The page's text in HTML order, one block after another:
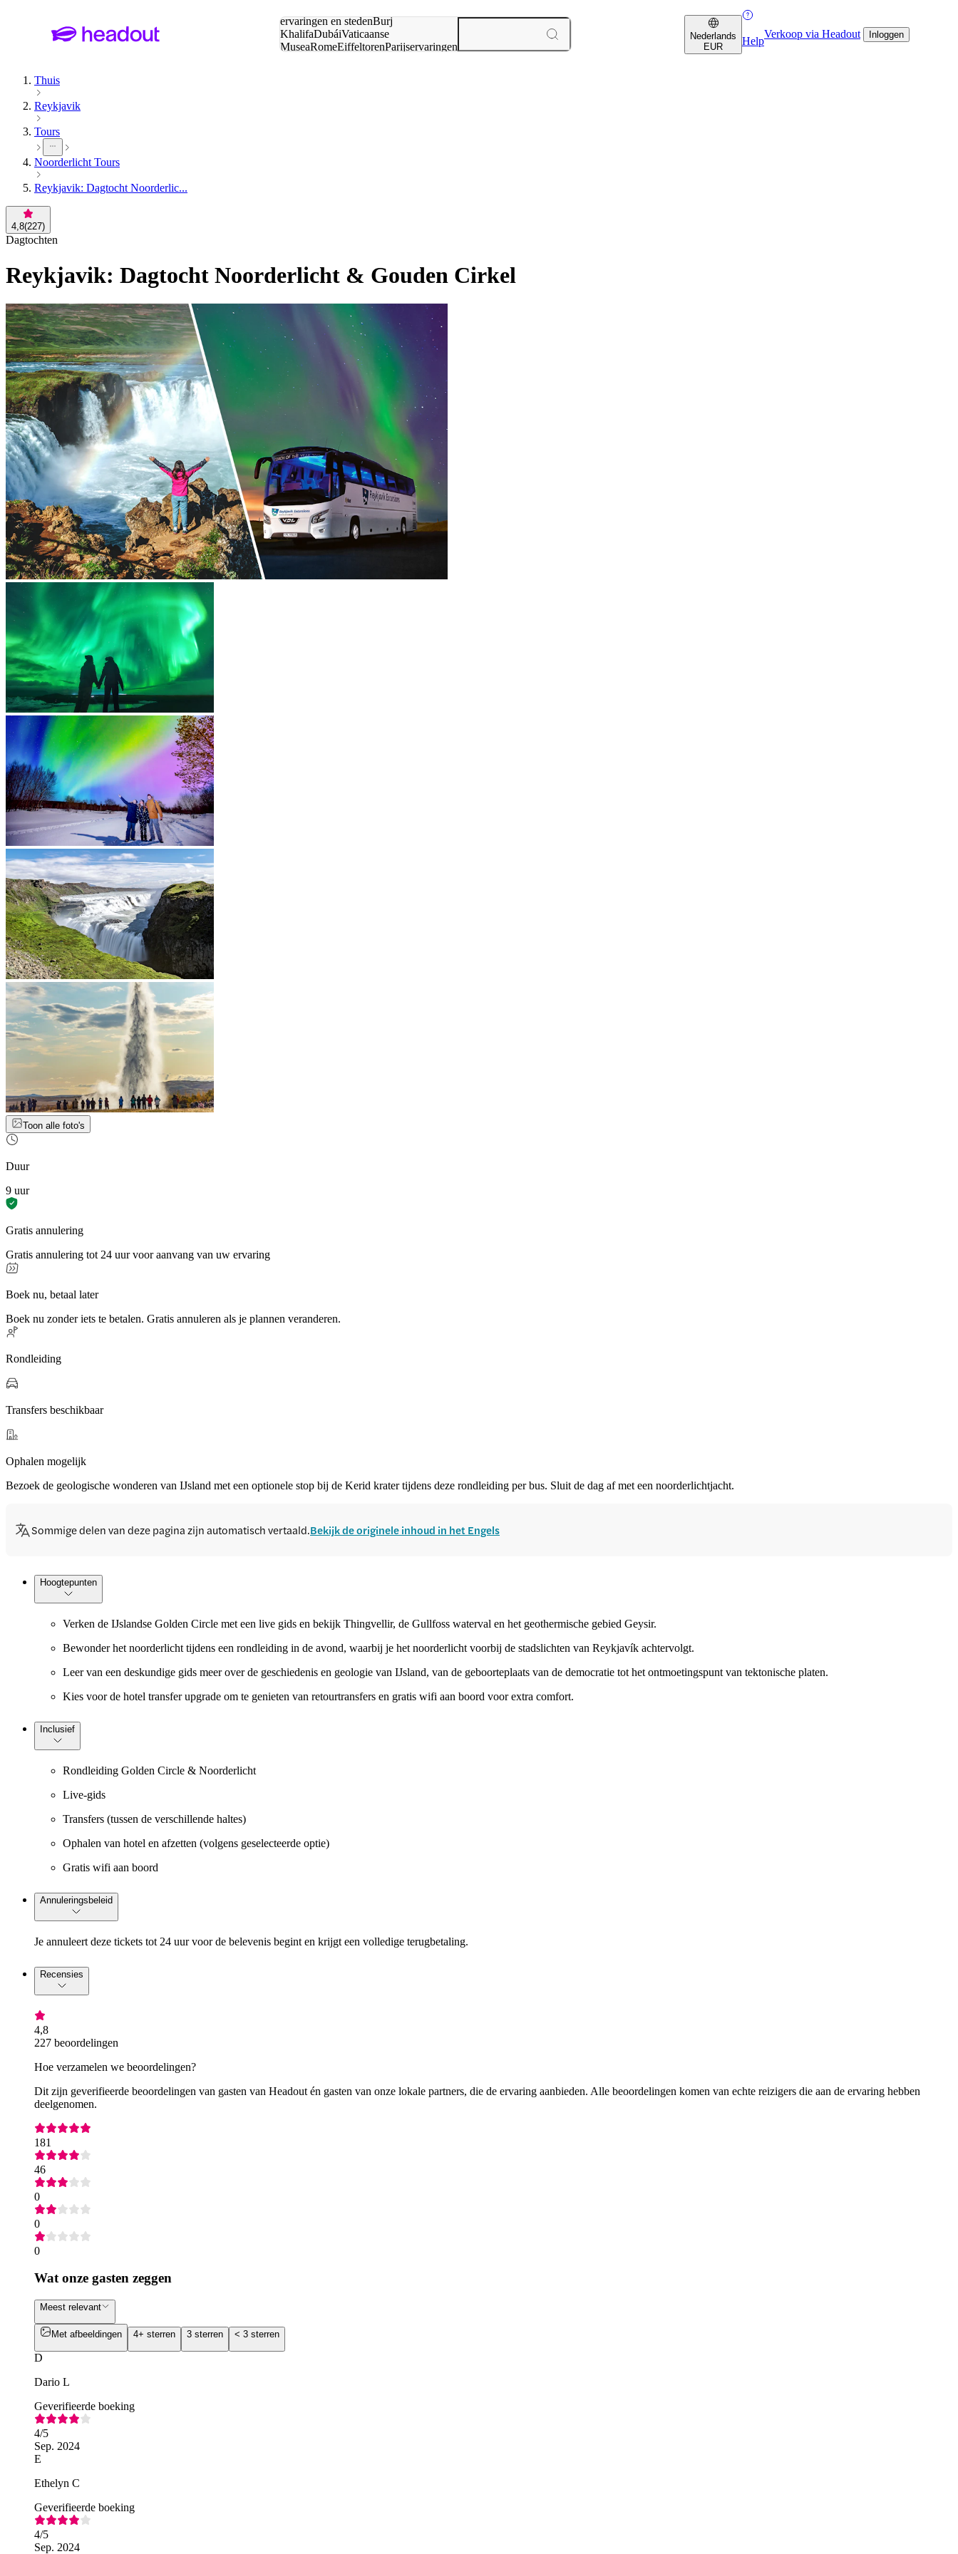
ervaringen en stedenBurj
KhalifaDubáiVaticaanse
MuseaRomeEiffeltorenParijservaringen
Nederlands
EUR
Help
Verkoop via Headout Inloggen
Thuis
Reykjavik
Tours
Noorderlicht Tours
Reykjavik: Dagtocht Noorderlic...
4,8(227)
Dagtochten
Reykjavik: Dagtocht Noorderlicht & Gouden Cirkel
Toon alle foto's
Duur
9 uur
Gratis annulering
Gratis annulering tot 24 uur voor aanvang van uw ervaring
Boek nu, betaal later
Boek nu zonder iets te betalen. Gratis annuleren als je plannen veranderen.
Rondleiding
Transfers beschikbaar
Ophalen mogelijk
Bezoek de geologische wonderen van IJsland met een optionele stop bij de Kerid krater tijdens deze rondleiding per bus. Sluit de dag af met een noorderlichtjacht.
Sommige delen van deze pagina zijn automatisch vertaald.Bekijk de originele inhoud in het Engels
Hoogtepunten
Verken de IJslandse Golden Circle met een live gids en bekijk Thingvellir, de Gullfoss waterval en het geothermische gebied Geysir.
Bewonder het noorderlicht tijdens een rondleiding in de avond, waarbij je het noorderlicht voorbij de stadslichten van Reykjavík achtervolgt.
Leer van een deskundige gids meer over de geschiedenis en geologie van IJsland, van de geboorteplaats van de democratie tot het ontmoetingspunt van tektonische platen.
Kies voor de hotel transfer upgrade om te genieten van retourtransfers en gratis wifi aan boord voor extra comfort.
Inclusief
Rondleiding Golden Circle & Noorderlicht
Live-gids
Transfers (tussen de verschillende haltes)
Ophalen van hotel en afzetten (volgens geselecteerde optie)
Gratis wifi aan boord
Annuleringsbeleid
Je annuleert deze tickets tot 24 uur voor de belevenis begint en krijgt een volledige terugbetaling.
Recensies
4,8
227 beoordelingen
Hoe verzamelen we beoordelingen?
Dit zijn geverifieerde beoordelingen van gasten van Headout én gasten van onze lokale partners, die de ervaring aanbieden. Alle beoordelingen komen van echte reizigers die aan de ervaring hebben
deelgenomen.
181
46
0
0
0
Wat onze gasten zeggen
Meest relevant
Met afbeeldingen 4+ sterren 3 sterren < 3 sterren
D
Dario L
Geverifieerde boeking
4/5
Sep. 2024
E
Ethelyn C
Geverifieerde boeking
4/5
Sep. 2024